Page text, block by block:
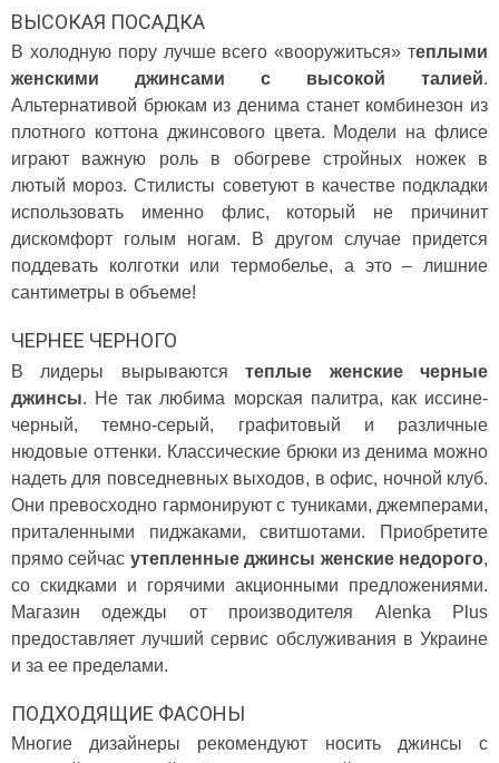
ВЫСОКАЯ ПОСАДКА
В холодную пору лучше всего «вооружиться» теплыми
женскими джинсами с высокой талией.
Альтернативой брюкам из денима станет комбинезон из
плотного коттона джинсового цвета. Модели на флисе
играют важную роль в обогреве стройных ножек в
лютый мороз. Стилисты советуют в качестве подкладки
использовать именно флис, который не причинит
дискомфорт голым ногам. В другом случае придется
поддевать колготки или термобелье, а это – лишние
сантиметры в объеме!
ЧЕРНЕЕ ЧЕРНОГО
В лидеры вырываютсятеплые женские черные
джинсы. Не так любима морская палитра, как иссине-
черный, темно-серый, графитовый и различные
нюдовые оттенки. Классические брюки из денима можно
надеть для повседневных выходов, в офис, ночной клуб.
Они превосходно гармонируют с туниками, джемперами,
приталенными пиджаками, свитшотами. Приобретите
прямо сейчас утепленные джинсы женские недорого,
со скидками и горячими акционными предложениями.
Магазин одежды от производителя Alenka Plus
предоставляет лучший сервис обслуживания в Украине
и за ее пределами.
ПОДХОДЯЩИЕ ФАСОНЫ
Многие дизайнеры рекомендуют носить джинсы с